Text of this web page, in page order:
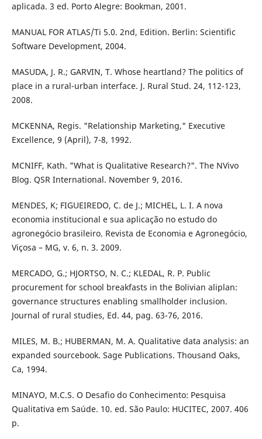
aplicada. 3 ed. Porto Alegre: Bookman, 2001.
MANUAL FOR ATLAS/Ti 5.0. 2nd, Edition. Berlin: Scientific
Software Development, 2004.
MASUDA, J. R.; GARVIN, T. Whose heartland? The politics of
place in a rural-urban interface. J. Rural Stud. 24, 112-123,
2008.
MCKENNA, Regis. "Relationship Marketing," Executive
Excellence, 9 (April), 7-8, 1992.
MCNIFF, Kath. "What is Qualitative Research?". The NVivo
Blog. QSR International. November 9, 2016.
MENDES, K; FIGUEIREDO, C. de J.; MICHEL, L. I. A nova
economia institucional e sua aplicação no estudo do
agronegócio brasileiro. Revista de Economia e Agronegócio,
Viçosa – MG, v. 6, n. 3. 2009.
MERCADO, G.; HJORTSO, N. C.; KLEDAL, R. P. Public
procurement for school breakfasts in the Bolivian aliplan:
governance structures enabling smallholder inclusion.
Journal of rural studies, Ed. 44, pag. 63-76, 2016.
MILES, M. B.; HUBERMAN, M. A. Qualitative data analysis: an
expanded sourcebook. Sage Publications. Thousand Oaks,
Ca, 1994.
MINAYO, M.C.S. O Desafio do Conhecimento: Pesquisa
Qualitativa em Saúde. 10. ed. São Paulo: HUCITEC, 2007. 406
p.